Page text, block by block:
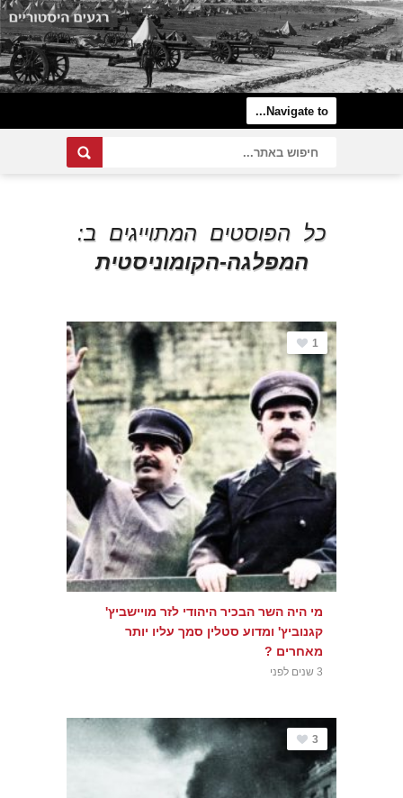
כל הפוסטים המתוייגים ב:
המפלגה-הקומוניסטית
1
מי היה השר הבכיר היהודי לזר מויישביץ'
קגנוביץ' ומדוע סטלין סמך עליו יותר
מאחרים ?
3 שנים לפני
3